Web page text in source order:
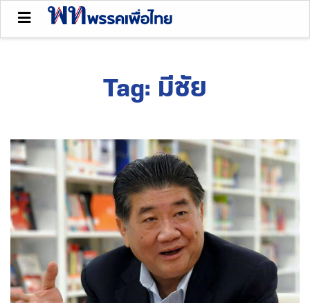
Tag: มีชัย